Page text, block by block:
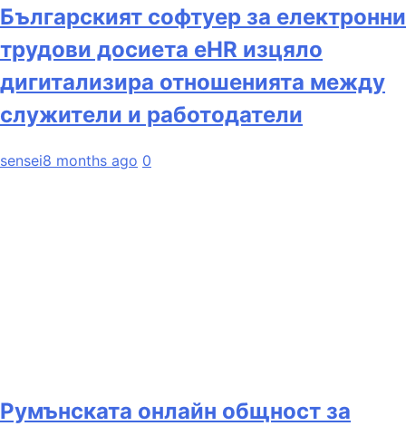
Българският софтуер за електронни
трудови досиета eHR изцяло
дигитализира отношенията между
служители и работодатели
sensei8 months ago 0
Румънската онлайн общност за